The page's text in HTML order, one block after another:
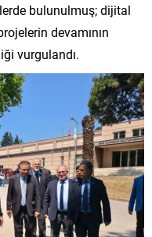
bulunulmuş; dijital
devamının
vurgulandı.